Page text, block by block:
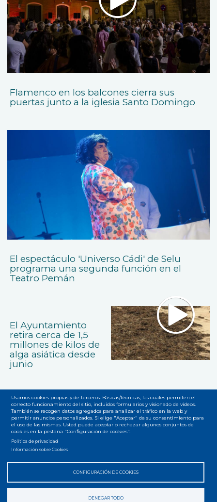
Flamenco en los balcones cierra sus
puertas junto a la iglesia Santo Domingo
El espectáculo 'Universo Cádi' de Selu
programa una segunda función en el
Teatro Pemán
El Ayuntamiento
retira cerca de 1,5
millones de kilos de
alga asiática desde
junio
Menú
del
Accesibilidad Privacidad Legal Cookies
Usamos cookies propias y de terceros: Básicas/técnicas, las cuales permiten el
correcto funcionamiento del sitio, incluidos formularios y visionado de vídeos.
También se recogen datos agregados para analizar el tráfico en la web y
permitir anuncios personalizados. Si elige "Aceptar" da su consentimiento para
el uso de las mismas. Usted puede aceptar o rechazar algunos conjuntos de
cookies en la pestaña "Configuración de cookies".
Política de privacidad
Información sobre Cookies
CONFIGURACIÓN DE COOKIES
DENEGAR TODO